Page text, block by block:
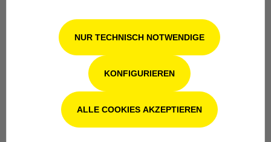
Werkstatt in Odenthal / Köln
Unsere Fachwerkstatt für Garten-, Forst-
und Landtechnik- Geräte in Odenthal bei
Köln steht Ihnen auch nach dem Kauf mit
Rat und Tat zur Seite.
NUR TECHNISCH NOTWENDIGE
KONFIGURIEREN
ALLE COOKIES AKZEPTIEREN